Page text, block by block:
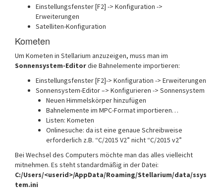
Einstellungsfenster [F2] -> Konfiguration ->
Erweiterungen
Satelliten-Konfiguration
Kometen
Um Kometen in Stellarium anzuzeigen, muss man im
Sonnensystem-Editordie Bahnelemente importieren:
Einstellungsfenster [F2]-> Konfiguration -> Erweiterungen
Sonnensystem-Editor –> Konfigurieren -> Sonnensystem
Neuen Himmelskörper hinzufügen
Bahnelemente im MPC-Format importieren…
Listen: Kometen
Onlinesuche: da ist eine genaue Schreibweise
erforderlich z.B. “C/2015 V2” nicht “C/2015 v2”
Bei Wechsel des Computers möchte man das alles vielleicht
mitnehmen. Es steht standardmäßig in der Datei:
C:/Users/<userid>/AppData/Roaming/Stellarium/data/ssys
tem.ini